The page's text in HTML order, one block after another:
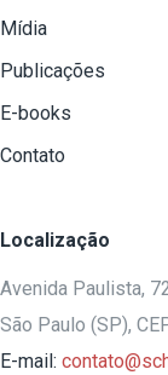
Mídia
Publicações
E-books
Contato
Localização
Avenida Paulista,
São Paulo (SP),
E-mail: